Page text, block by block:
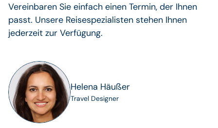
Vereinbaren Sie einfach einen Termin, der Ihnen
passt. Unsere Reisespezialisten stehen Ihnen
jederzeit zur Verfügung.
Helena Häußer
Travel Designer